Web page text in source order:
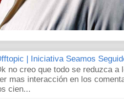
| Iniciativa Seamos
no creo que todo se reduzca a
mas interacción en los
cien...